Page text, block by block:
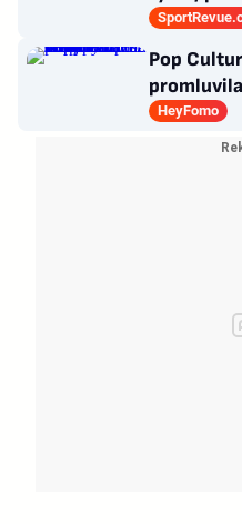
Drobný
Pop
veřejného
HeyFomo